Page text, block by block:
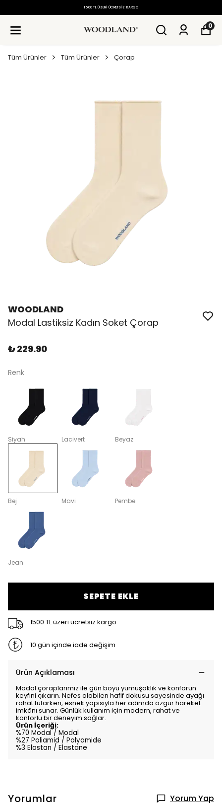
1500 TL ÜZERI ÜCRETSIZ KARGO
0
Tüm Ürünler Tüm Ürünler Çorap
WOODLAND
Modal Lastiksiz Kadın Soket Çorap
₺ 229.90
Renk
Siyah Lacivert Beyaz
Bej Mavi Pembe
Jean
SEPETE EKLE
1500 TL üzeri ücretsiz kargo
10 gün içinde iade değişim
Ürün Açıklaması
Modal çoraplarımız ile gün boyu yumuşaklık ve konforun
keyfini çıkarın. Nefes alabilen hafif dokusu sayesinde ayağı
rahat tutarken, esnek yapısıyla her adımda özgür hareket
imkânı sunar. Günlük kullanım için modern, rahat ve
konforlu bir deneyim sağlar.
Ürün İçeriği:
%70 Modal / Modal
%27 Poliamid / Polyamide
%3 Elastan / Elastane
Yorumlar Yorum Yap